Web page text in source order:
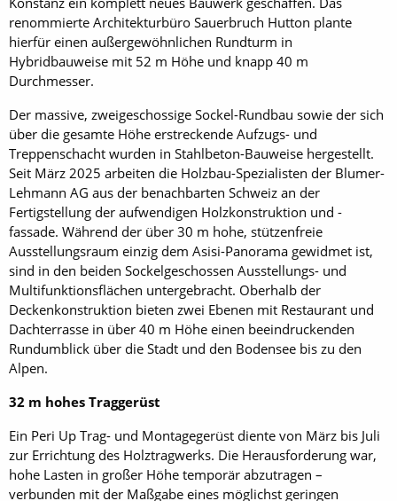
renommierte Architekturbüro Sauerbruch Hutton plante
hierfür einen außergewöhnlichen Rundturm in
Hybridbauweise mit 52 m Höhe und knapp 40 m
Durchmesser.
Der massive, zweigeschossige Sockel-Rundbau sowie der sich
über die gesamte Höhe erstreckende Aufzugs- und
Treppenschacht wurden in Stahlbeton-Bauweise hergestellt.
Seit März 2025 arbeiten die Holzbau-Spezialisten der Blumer-
Lehmann AG aus der benachbarten Schweiz an der
Fertigstellung der aufwendigen Holzkonstruktion und -
fassade. Während der über 30 m hohe, stützenfreie
Ausstellungsraum einzig dem Asisi-Panorama gewidmet ist,
sind in den beiden Sockelgeschossen Ausstellungs- und
Multifunktionsflächen untergebracht. Oberhalb der
Deckenkonstruktion bieten zwei Ebenen mit Restaurant und
Dachterrasse in über 40 m Höhe einen beeindruckenden
Rundumblick über die Stadt und den Bodensee bis zu den
Alpen.
32 m hohes Traggerüst
Ein Peri Up Trag- und Montagegerüst diente von März bis Juli
zur Errichtung des Holztragwerks. Die Herausforderung war,
hohe Lasten in großer Höhe temporär abzutragen –
verbunden mit der Maßgabe eines möglichst geringen